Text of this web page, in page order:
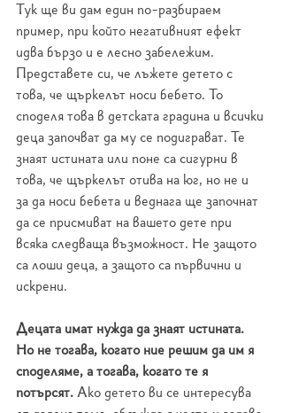
Тук ще ви дам един по-разбираем
пример, при който негативният ефект
идва бързо и е лесно забележим.
Представете си, че лъжете детето с
това, че щъркелът носи бебето. То
споделя това в детската градина и всички
деца започват да му се подиграват. Те
знаят истината или поне са сигурни в
това, че щъркелът отива на юг, но не и
за да носи бебета и веднага ще започнат
да се присмиват на вашето дете при
всяка следваща възможност. Не защото
са лоши деца, а защото са първични и
искрени.
Децата имат нужда да знаят истината.
Но не тогава, когато ние решим да им я
споделяме, а тогава, когато те я
потърсят. Ако детето ви се интересува